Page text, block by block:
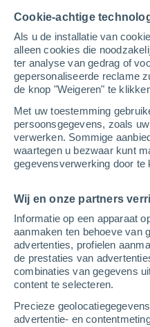
Cookie-achtige
Als u de installatie van
alleen cookies die
ter analyse van gedrag of
gepersonaliseerde reclame
de knop "Weigeren" te
Met uw toestemming
persoonsgegevens, zoals
verwerken. Sommige
waartegen u bezwaar kunt
gegevensverwerking door te
Wij en onze partners
Informatie op een apparaat
aanmaken ten behoeve van
advertenties, profielen
de prestaties van
combinaties van gegevens
content te selecteren.
Precieze
advertentie- en
Ballina
Barraba
Batemans Bay
Bathurst
Beelbangera
Bega
Bemboka
Bendemeer
Bermagui
Berry
Blackheath